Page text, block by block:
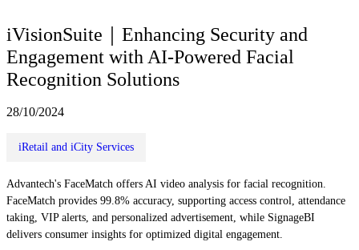
iVisionSuite｜Enhancing Security and
Engagement with AI-Powered Facial
Recognition Solutions
28/10/2024
iRetail and iCity Services
Advantech's FaceMatch offers AI video analysis for facial recognition.
FaceMatch provides 99.8% accuracy, supporting access control, attendance
taking, VIP alerts, and personalized advertisement, while SignageBI
delivers consumer insights for optimized digital engagement.